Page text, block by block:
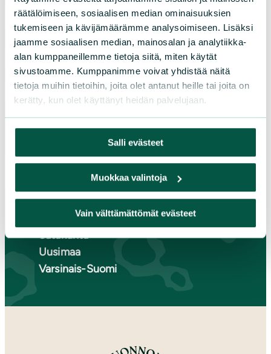
räätälöimiseen, sosiaalisen median ominaisuuksien
tukemiseen ja kävijämäärämme analysoimiseen. Lisäksi
jaamme sosiaalisen median, mainosalan ja analytiikka-
alan kumppaneillemme tietoja siitä, miten käytät
sivustoamme. Kumppanimme voivat yhdistää näitä
tietoja muihin tietoihin, joita olet antanut heille tai joita on
kerätty, kun olet käyttänyt heidän palvelujaan.
Salli evästeet
Muokkaa valintoja
Vain välttämättömät evästeet
Etelä-Häme
Etelä-Karjala
Etelä-Savo
Kainuu
Keski-Suomi
Kymenlaakso
Pohjanmaa
Pohjois-Karjala
Pohjois-Pohjanmaa
Pohjois-Savo
Satakunta
Uusimaa
Varsinais-Suomi